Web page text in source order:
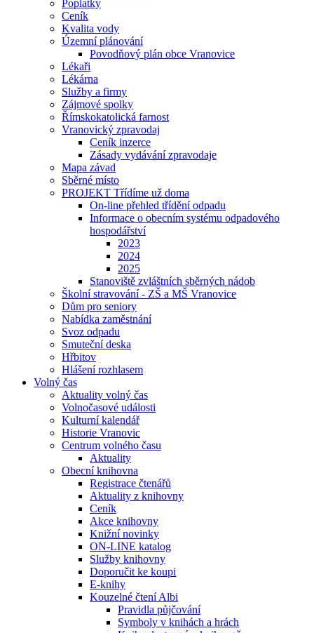
Poplatky
Ceník
Kvalita vody
Územní plánování
Povodňový plán obce Vranovice
Lékaři
Lékárna
Služby a firmy
Zájmové spolky
Římskokatolická farnost
Vranovický zpravodaj
Ceník inzerce
Zásady vydávání zpravodaje
Mapa závad
Sběrné místo
PROJEKT Třídíme už doma
On-line přehled třídění odpadu
Informace o obecním systému odpadového
hospodářství
2023
2024
2025
Stanoviště zvláštních sběrných nádob
Školní stravování - ZŠ a MŠ Vranovice
Dům pro seniory
Nabídka zaměstnání
Svoz odpadu
Smuteční deska
Hřbitov
Hlášení rozhlasem
Volný čas
Aktuality volný čas
Volnočasové události
Kulturní kalendář
Historie Vranovic
Centrum volného času
Aktuality
Obecní knihovna
Registrace čtenářů
Aktuality z knihovny
Ceník
Akce knihovny
Knižní novinky
ON-LINE katalog
Služby knihovny
Doporučit ke koupi
E-knihy
Kouzelné čtení Albi
Pravidla půjčování
Symboly v knihách a hrách